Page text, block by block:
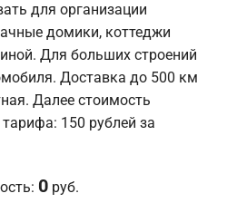
для организации
домики, коттеджи
Для больших строений
Доставка до 500 км
Далее стоимость
150 рублей за
0 руб.